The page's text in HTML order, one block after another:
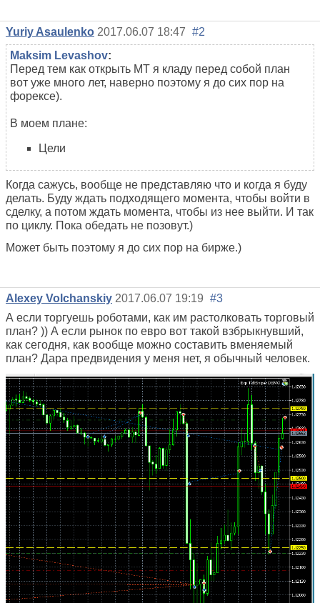
Yuriy Asaulenko 2017.06.07 18:47 #2
Maksim Levashov:
Перед тем как открыть МТ я кладу перед собой план
вот уже много лет, наверно поэтому я до сих пор на
форексе).
В моем плане:
Цели
Когда сажусь, вообще не представляю что и когда я буду
делать. Буду ждать подходящего момента, чтобы войти в
сделку, а потом ждать момента, чтобы из нее выйти. И так
по циклу. Пока обедать не позовут.)
Может быть поэтому я до сих пор на бирже.)
Alexey Volchanskiy 2017.06.07 19:19 #3
А если торгуешь роботами, как им растолковать торговый
план? )) А если рынок по евро вот такой взбрыкнувший,
как сегодня, как вообще можно составить вменяемый
план? Дара предвидения у меня нет, я обычный человек.